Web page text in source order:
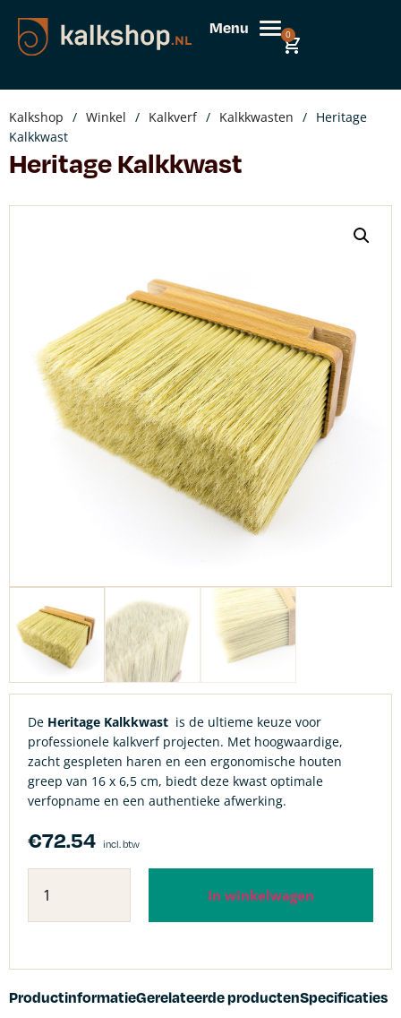
Menu 0
Kalkshop / Winkel / Kalkverf / Kalkkwasten / Heritage
Kalkkwast
Heritage Kalkkwast
De Heritage Kalkkwast is de ultieme keuze voor
professionele kalkverf projecten. Met hoogwaardige,
zacht gespleten haren en een ergonomische houten
greep van 16 x 6,5 cm, biedt deze kwast optimale
verfopname en een authentieke afwerking.
€72.54 incl. btw
In winkelwagen
ProductinformatieGerelateerde productenSpecificaties